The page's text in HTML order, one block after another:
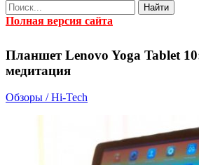
Найти
Полная версия сайта
Планшет Lenovo Yoga Tablet
медитация
Обзоры / Hi-Tech